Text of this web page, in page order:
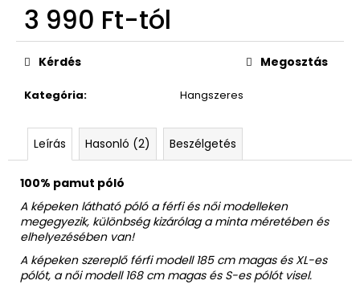
3 990 Ft-tól
Egységár:
Kategória: Hangszeres
Kérdés Megosztás
Leírás Hasonló (2) Beszélgetés
100% pamut póló
A képeken látható póló a férfi és női modelleken
megegyezik, különbség kizárólag a minta méretében és
elhelyezésében van!
A képeken szereplő férfi modell 185 cm magas és XL-es
pólót, a női modell 168 cm magas és S-es pólót visel.